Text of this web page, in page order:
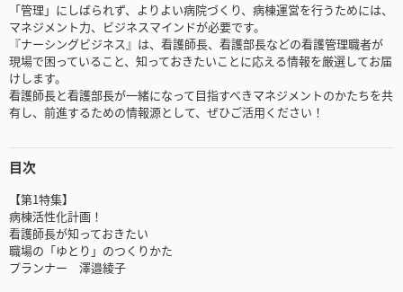
「管理」にしばられず、よりよい病院づくり、病棟運営を行うためには、
マネジメント力、ビジネスマインドが必要です。
『ナーシングビジネス』は、看護師長、看護部長などの看護管理職者が
現場で困っていること、知っておきたいことに応える情報を厳選してお届
けします。
看護師長と看護部長が一緒になって目指すべきマネジメントのかたちを共
有し、前進するための情報源として、ぜひご活用ください！
目次
【第1特集】
病棟活性化計画！
看護師長が知っておきたい
職場の「ゆとり」のつくりかた
プランナー 澤邉綾子